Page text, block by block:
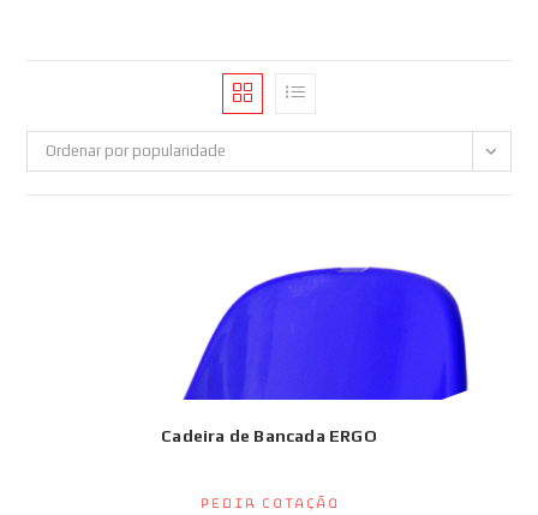
Ordenar por popularidade
Cadeira de Bancada ERGO
Pedir Cotação